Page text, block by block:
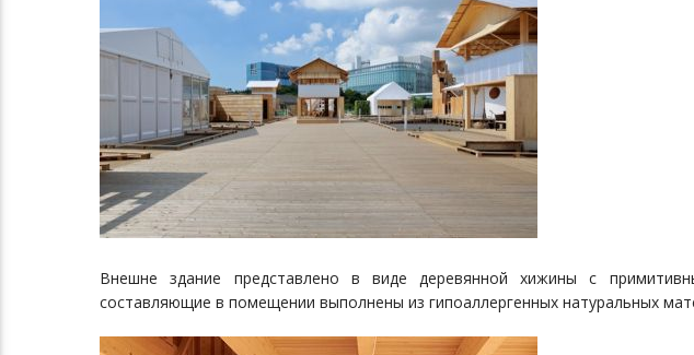
Внешне здание представлено в виде деревянной хижины с
составляющие в помещении выполнены из гипоаллергенных натуральных